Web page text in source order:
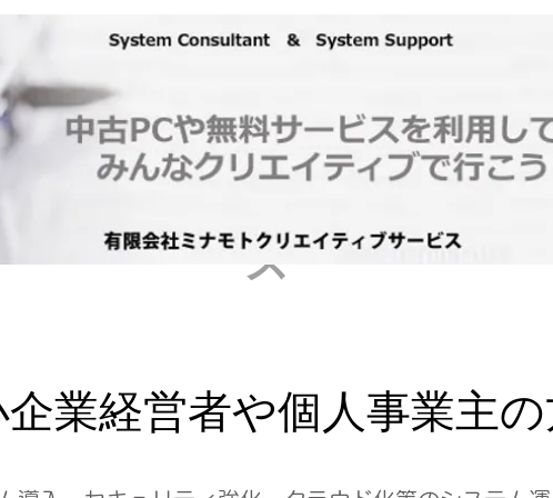
トクリエイティブサービス Book Online
有限会社ミナモトク
ス
業経営者や個人事業主